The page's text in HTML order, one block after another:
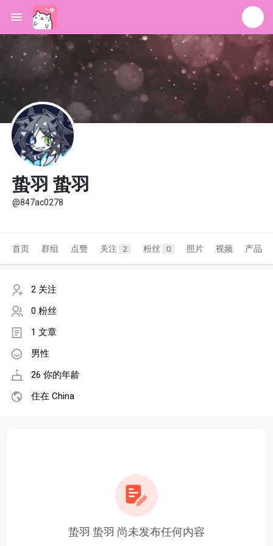
蛰羽 蛰羽
@847ac0278
首页 群组 点赞 关注 2 粉丝 0 照片 视频 产品
2 关注
0 粉丝
1 文章
男性
26 你的年龄
住在 China
蛰羽 蛰羽 尚未发布任何内容